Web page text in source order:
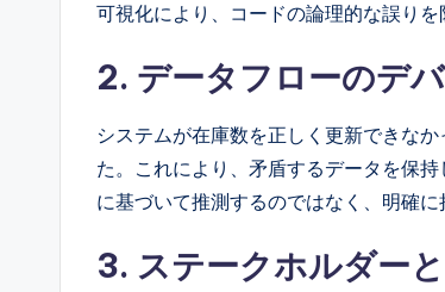
可視化により、コードの論理的な誤りを
2. データフローのデ
システムが在庫数を正しく更新できな
た。これにより、矛盾するデータを保
に基づいて推測するのではなく、明確に
3. ステークホルダー